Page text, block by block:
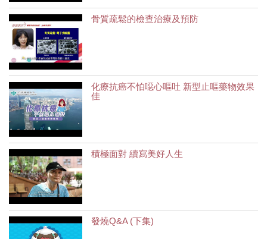
骨質疏鬆的檢查治療及預防
化療抗癌不怕噁心嘔吐 新型止嘔藥物效果
佳
積極面對 續寫美好人生
發燒Q&A (下集)